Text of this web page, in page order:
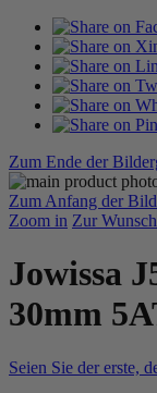
Zum Ende der
Zum Anfang der
Zoom in Zur
Jowissa
30mm
Seien Sie der erste,